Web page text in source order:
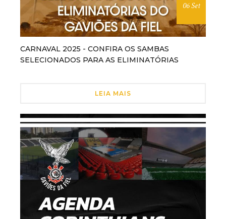
06 Set
CARNAVAL 2025 - CONFIRA OS SAMBAS
SELECIONADOS PARA AS ELIMINATÓRIAS
LEIA MAIS